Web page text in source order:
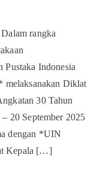
rangka
Pustaka Indonesia
melaksanakan Diklat
30 Tahun
20 September 2025
dengan *UIN
Kepala […]